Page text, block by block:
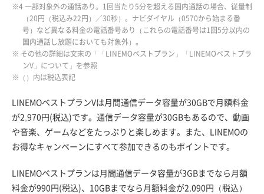
※4 一部対象外の通話あり。1回当たり5分を超える国内通話の場合、従量制
（20円（税込み22円）／30秒）。ナビダイヤル（0570から始まる番
号）など異なる料金の電話番号あり（これらの電話番号は1回5分以内の
国内通話し放題においても対象外）。
※ その他の詳細は文末の「「LINEMOベストプラン」「LINEMOベストプラ
ンV」について」を参照
※（）内は税込表記
LINEMOベストプランVは月間通信データ容量が30GBで月額料金
が2,970円(税込)です。通信データ容量が30GBもあるので、動画
や音楽、ゲームなどをたっぷりと楽しめます。また、LINEMOの
お得なキャンペーンにすべて参加できるのもポイントです。
LINEMOベストプランは月間通信データ容量が3GBまでなら月額
料金が990円(税込)、10GBまでなら月額料金が2,090円（税込）